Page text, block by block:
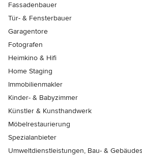
Fassadenbauer
Tür- & Fensterbauer
Garagentore
Fotografen
Heimkino & Hifi
Home Staging
Immobilienmakler
Kinder- & Babyzimmer
Künstler & Kunsthandwerk
Möbelrestaurierung
Spezialanbieter
Umweltdienstleistungen, Bau- &